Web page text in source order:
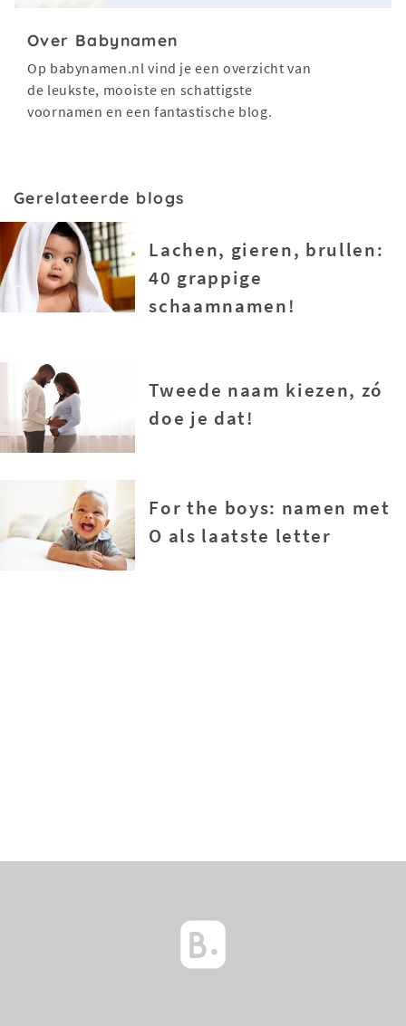
Over Babynamen
Op babynamen.nl vind je een overzicht van
de leukste, mooiste en schattigste
voornamen en een fantastische blog.
Gerelateerde blogs
Lachen, gieren, brullen:
40 grappige
schaamnamen!
Tweede naam kiezen, zó
doe je dat!
For the boys: namen met
O als laatste letter